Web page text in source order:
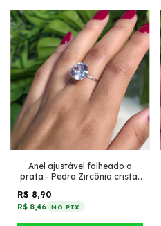
Anel ajustável folheado a
prata - Pedra Zircônia cristal
R$ 8,90
R$ 8,46 NO PIX